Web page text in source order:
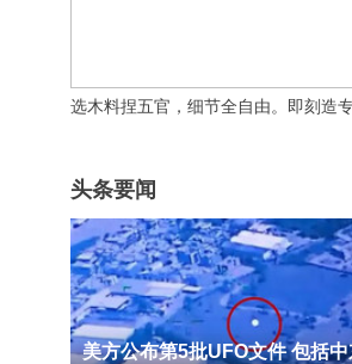
头条要闻
美方公布第5批UFO文件 包括